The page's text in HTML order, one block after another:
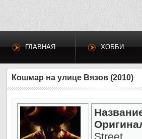
ГЛАВНАЯ ХОББИ
Кошмар на улице Вязов (2010)
Street